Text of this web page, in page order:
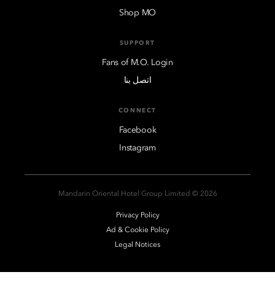
Shop MO
SUPPORT
Fans of M.O. Login
اتصل بنا
CONNECT
Facebook
Instagram
2026 © Mandarin Oriental Hotel Group Limited
Privacy Policy
Ad & Cookie Policy
Legal Notices